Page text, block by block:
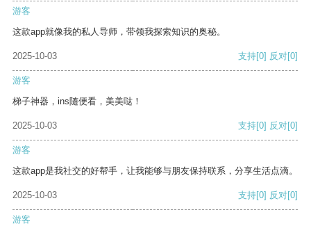
游客
这款app就像我的私人导师，带领我探索知识的奥秘。
2025-10-03 支持[0] 反对[0]
游客
梯子神器，ins随便看，美美哒！
2025-10-03 支持[0] 反对[0]
游客
这款app是我社交的好帮手，让我能够与朋友保持联系，分享生活点滴。
2025-10-03 支持[0] 反对[0]
游客